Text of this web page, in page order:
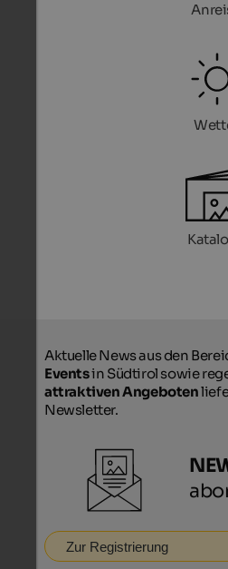
Aktuelle News aus den
Eventsin Südtirol sowie
attraktiven Angeboten
Newsletter.
Zur Registrierung